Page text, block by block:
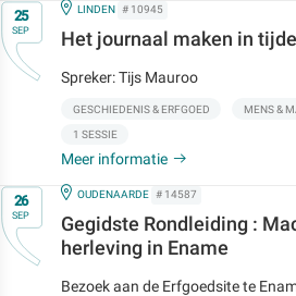
Op25
SEP
IN
LINDEN # 10945
Het journaal maken in
Spreker: Tijs Mauroo
GESCHIEDENIS & ERFGOED MENS &
1 SESSIE
Meer informatie
Op26
SEP
IN
OUDENAARDE # 14587
Gegidste Rondleiding :
herleving in Ename
Bezoek aan de Erfgoedsite te